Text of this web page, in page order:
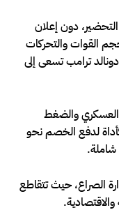
دون إعلان
القوات والتحركات
دونالد ترامب تسعى إلى
العسكري والضغط
لدفع الخصم نحو
شاملة.
الصراع، حيث تتقاطع